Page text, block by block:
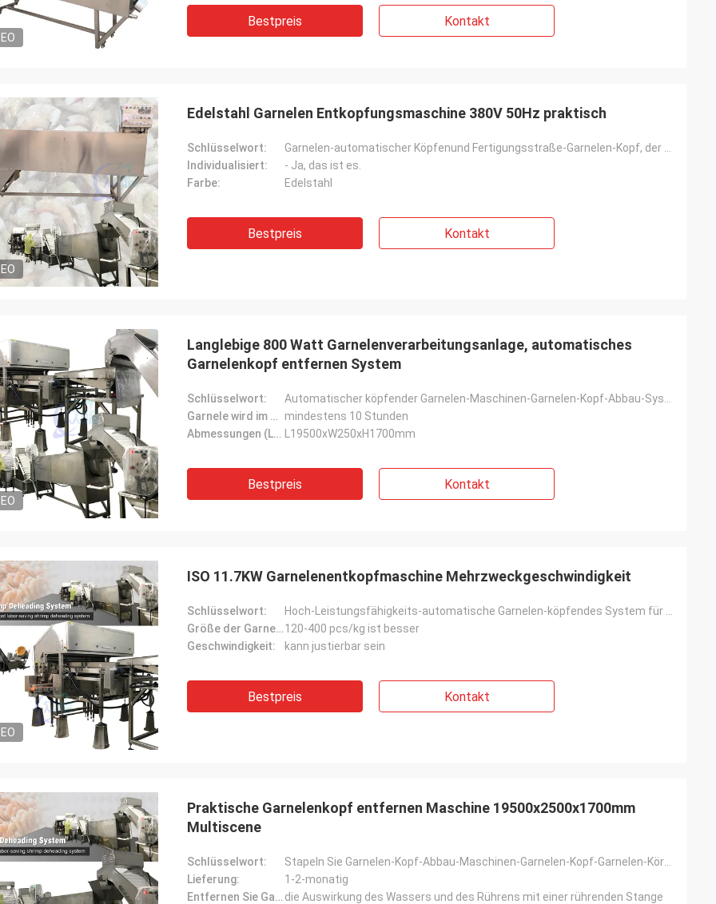
Bestpreis Kontakt
Edelstahl Garnelen Entkopfungsmaschine 380V 50Hz praktisch
Schlüsselwort:
Individualisiert:
- Ja, das ist es.
Farbe:
Edelstahl
Bestpreis Kontakt
Langlebige 800 Watt Garnelenverarbeitungsanlage, automatisches
Garnelenkopf entfernen System
Schlüsselwort:
Garnele wird im Schmelzwasser getränkt:
mindestens 10 Stunden
Abmessungen (L*W*H):
L19500xW250xH1700mm
Bestpreis Kontakt
ISO 11.7KW Garnelenentkopfmaschine Mehrzweckgeschwindigkeit
Schlüsselwort:
Größe der Garnele:120-400 pcs/kg ist besser
Geschwindigkeit:
kann justierbar sein
Bestpreis Kontakt
Praktische Garnelenkopf entfernen Maschine 19500x2500x1700mm
Multiscene
Schlüsselwort:
Lieferung:
1-2-monatig
Entfernen Sie Garnelenkopfweise: die Auswirkung des Wassers und des Rührens mit einer rührenden Stange